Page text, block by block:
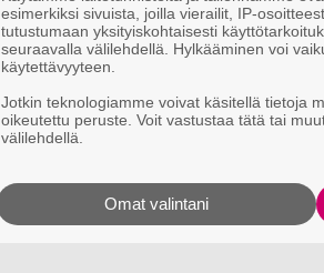
esimerkiksi sivuista, joilla vierailit, IP-
tutustumaan yksityiskohtaisesti
seuraavalla välilehdellä. Hylkääminen voi
käytettävyyteen.
Jotkin teknologiamme voivat käsitellä tietoja
oikeutettu peruste. Voit vastustaa tätä tai
välilehdellä.
Omat valintani